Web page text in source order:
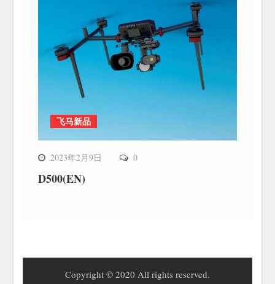
飞马新品
2023年2月9日 0
D500(EN)
Copyright © 2020 All rights reserved.